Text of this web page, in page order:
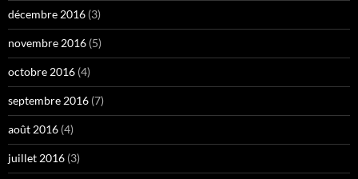
décembre 2016 (3)
novembre 2016 (5)
octobre 2016 (4)
septembre 2016 (7)
août 2016 (4)
juillet 2016 (3)